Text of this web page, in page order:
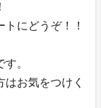
にどうぞ！！
。
お気をつけく